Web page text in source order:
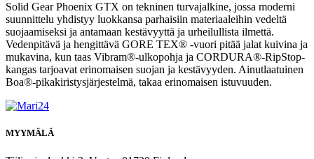
Solid Gear Phoenix GTX on tekninen turvajalkine, jossa moderni
suunnittelu yhdistyy luokkansa parhaisiin materiaaleihin vedeltä
suojaamiseksi ja antamaan kestävyyttä ja urheilullista ilmettä.
Vedenpitävä ja hengittävä GORE TEX® -vuori pitää jalat kuivina ja
mukavina, kun taas Vibram®-ulkopohja ja CORDURA®-RipStop-
kangas tarjoavat erinomaisen suojan ja kestävyyden. Ainutlaatuinen
Boa®-pikakiristysjärjestelmä, takaa erinomaisen istuvuuden.
MYYMÄLÄ